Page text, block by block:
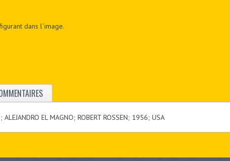
dans l´image.
ALEJANDRO EL MAGNO; ROBERT ROSSEN; 1956; USA